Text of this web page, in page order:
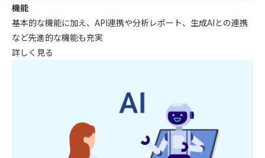
機能
基本的な機能に加え、 API連携や分析レポート、生成AIとの連携
など先進的な機能も充実
詳しく見る